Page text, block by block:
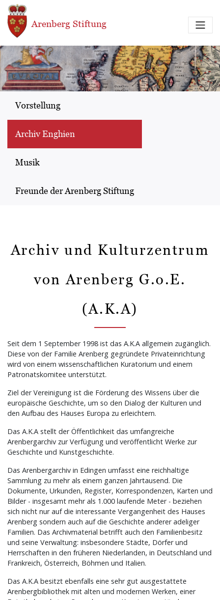
Direkt zum Inhalt
Arenberg Stiftung
Vorstellung
Archiv Enghien
Musik
Freunde der Arenberg Stiftung
Archiv und Kulturzentrum
von Arenberg G.o.E.
(A.K.A)
Seit dem 1 September 1998 ist das A.K.A allgemein zugänglich.
Diese von der Familie Arenberg gegründete Privateinrichtung
wird von einem wissenschaftlichen Kuratorium und einem
Patronatskomitee unterstützt.
Ziel der Vereinigung ist die Förderung des Wissens über die
europäische Geschichte, um so den Dialog der Kulturen und
den Aufbau des Hauses Europa zu erleichtern.
Das A.K.A stellt der Öffentlichkeit das umfangreiche
Arenbergarchiv zur Verfügung und veröffentlicht Werke zur
Geschichte und Kunstgeschichte.
Das Arenbergarchiv in Edingen umfasst eine reichhaltige
Sammlung zu mehr als einem ganzen Jahrtausend. Die
Dokumente, Urkunden, Register, Korrespondenzen, Karten und
Bilder - insgesamt mehr als 1.000 laufende Meter - beziehen
sich nicht nur auf die interessante Vergangenheit des Hauses
Arenberg sondern auch auf die Geschichte anderer adeliger
Familien. Das Archivmaterial betrifft auch den Familienbesitz
und seine Verwaltung: insbesondere Städte, Dörfer und
Herrschaften in den früheren Niederlanden, in Deutschland und
Frankreich, Österreich, Böhmen und Italien.
Das A.K.A besitzt ebenfalls eine sehr gut ausgestattete
Arenbergbibliothek mit alten und modernen Werken, einer